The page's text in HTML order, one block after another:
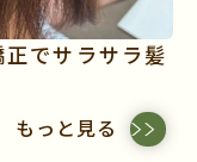
でサラサラ髪
もっと見る